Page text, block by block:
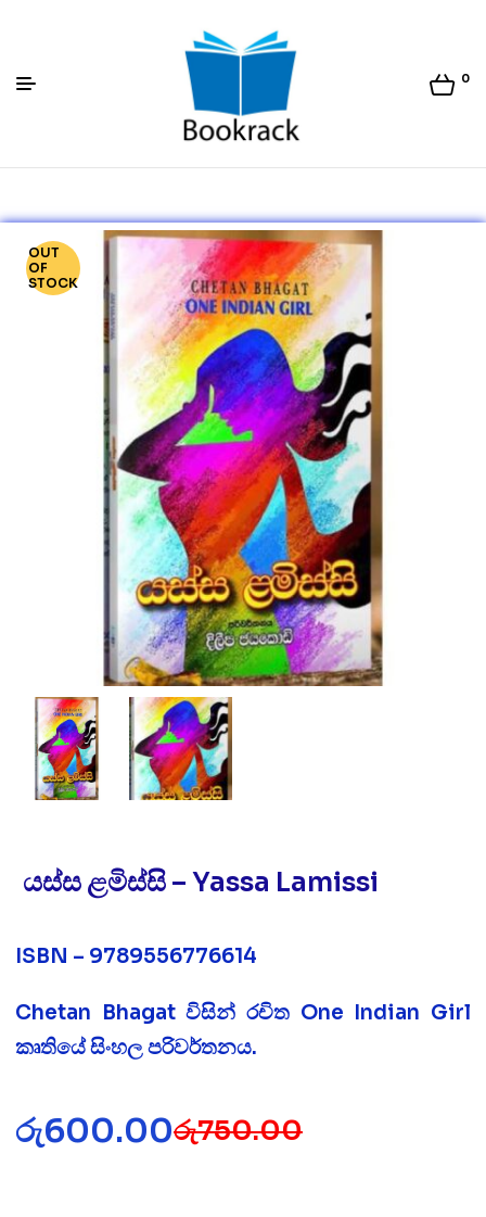
Bookrack.lk
0
OUT
OF
STOCK
යස්ස ළමිස්සි – Yassa Lamissi
ISBN – 9789556776614
Chetan Bhagat විසින් රචිත One Indian Girl
කෘතියේ සිංහල පරිවර්තනය.
රු750.00
රු600.00